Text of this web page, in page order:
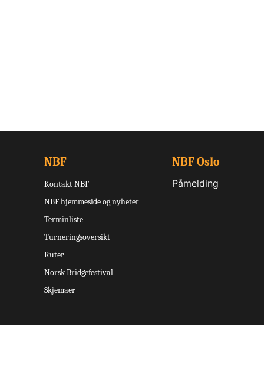
NBF
Kontakt NBF
NBF hjemmeside og nyheter
Terminliste
Turneringsoversikt
Ruter
Norsk Bridgefestival
Skjemaer
NBF Oslo
Påmelding